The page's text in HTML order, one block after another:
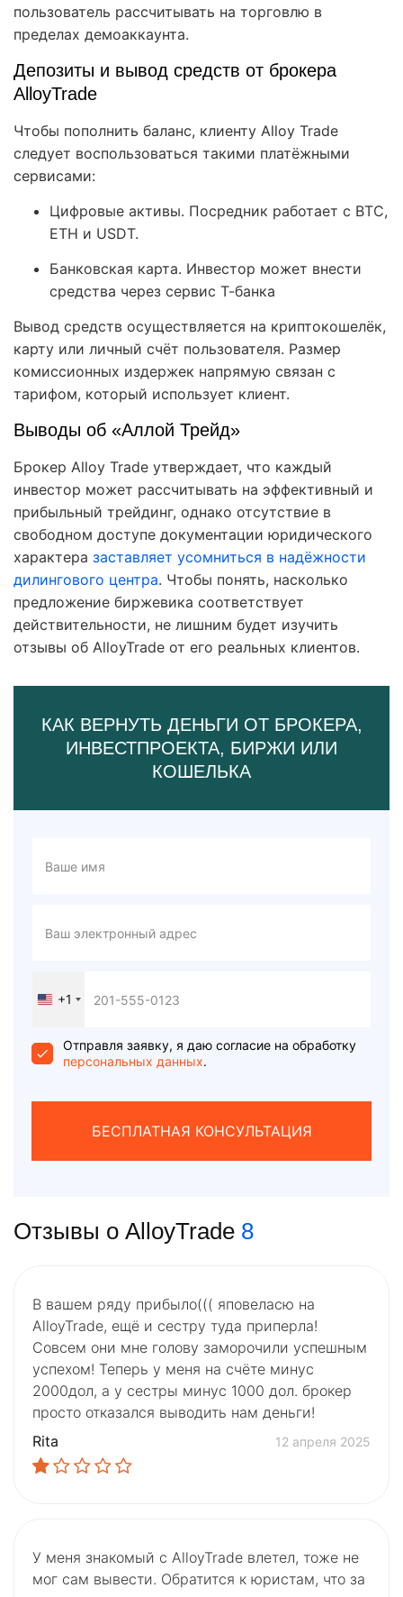
пользователь рассчитывать на торговлю в
пределах демоаккаунта.
Депозиты и вывод средств от брокера
AlloyTrade
Чтобы пополнить баланс, клиенту Alloy Trade
следует воспользоваться такими платёжными
сервисами:
Цифровые активы. Посредник работает с BTC,
ETH и USDT.
Банковская карта. Инвестор может внести
средства через сервис Т-банка
Вывод средств осуществляется на криптокошелёк,
карту или личный счёт пользователя. Размер
комиссионных издержек напрямую связан с
тарифом, который использует клиент.
Выводы об «Аллой Трейд»
Брокер Alloy Trade утверждает, что каждый
инвестор может рассчитывать на эффективный и
прибыльный трейдинг, однако отсутствие в
свободном доступе документации юридического
характера заставляет усомниться в надёжности
дилингового центра. Чтобы понять, насколько
предложение биржевика соответствует
действительности, не лишним будет изучить
отзывы об AlloyTrade от его реальных клиентов.
КАК ВЕРНУТЬ ДЕНЬГИ ОТ БРОКЕРА,
ИНВЕСТПРОЕКТА, БИРЖИ ИЛИ
КОШЕЛЬКА
United
+1
+1
Отправля заявку, я даю согласие на обработку
персональных данных.
БЕСПЛАТНАЯ КОНСУЛЬТАЦИЯ
Отзывы о AlloyTrade 8
В вашем ряду прибыло((( яповеласю на
AlloyTrade, ещё и сестру туда приперла!
Совсем они мне голову заморочили успешным
успехом! Теперь у меня на счёте минус
2000дол, а у сестры минус 1000 дол. брокер
просто отказался выводить нам деньги!
Rita
12 апреля 2025
У меня знакомый с AlloyTrade влетел, тоже не
мог сам вывести. Обратится к юристам, что за